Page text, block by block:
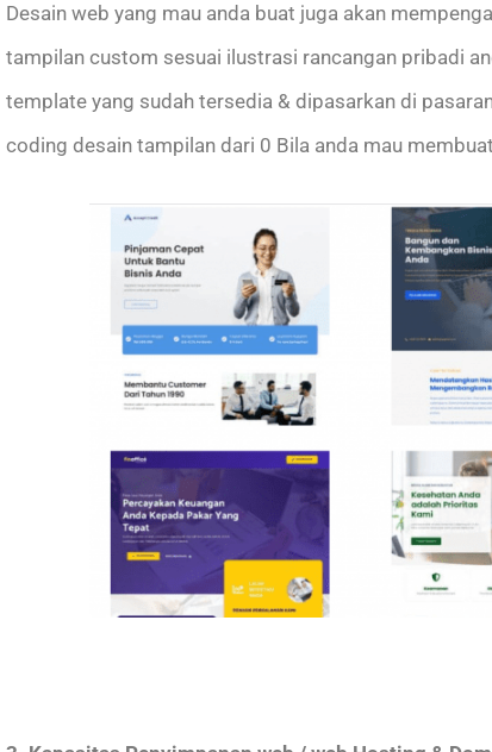
Desain web yang mau anda buat juga akan
tampilan custom sesuai ilustrasi rancangan pribadi
template yang sudah tersedia & dipasarkan di
coding desain tampilan dari 0 Bila anda mau